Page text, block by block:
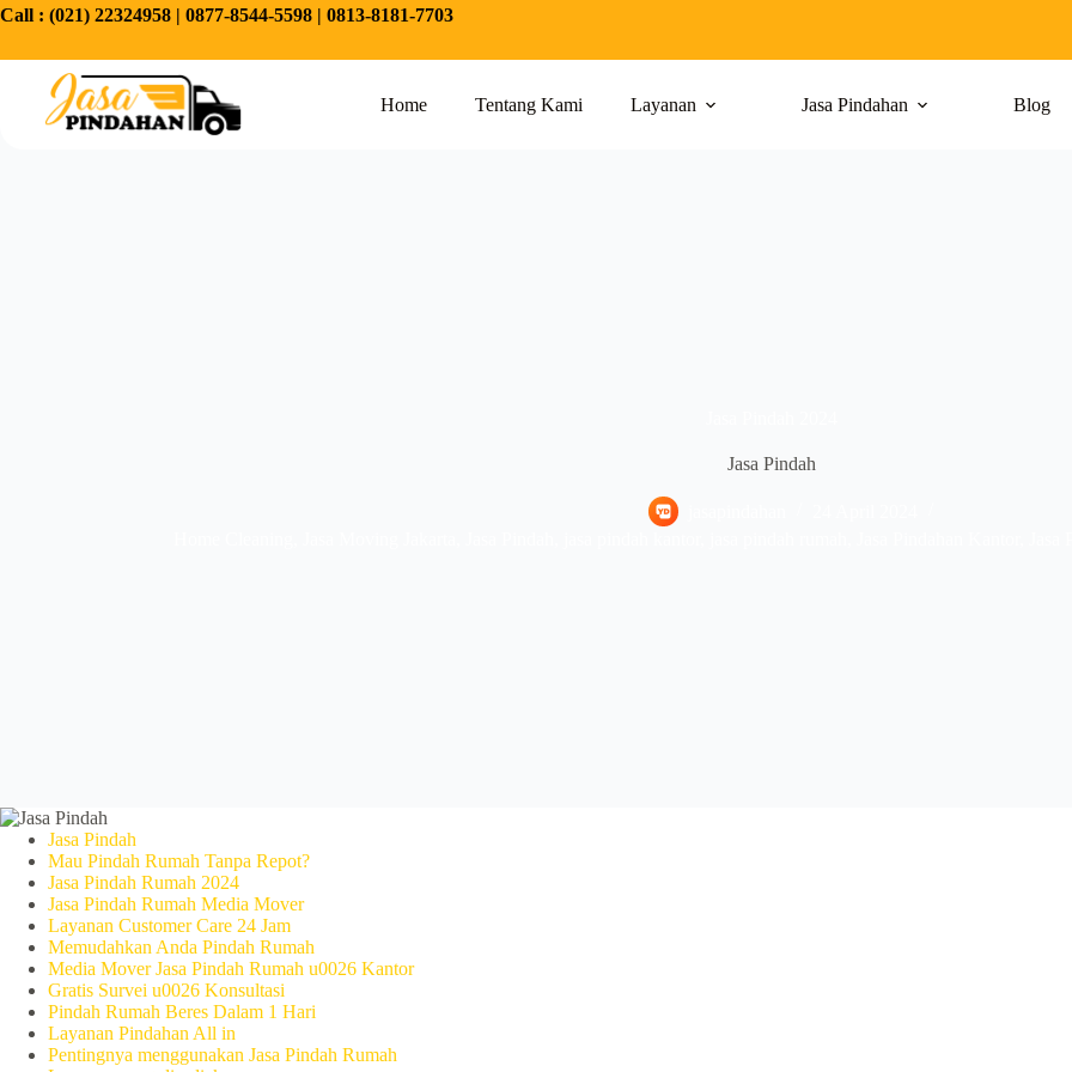
Call : (021) 22324958 | 0877-8544-5598 | 0813-8181-7703
Home Tentang Kami Layanan Jasa Pindahan Blog
Jasa Pindah
Jasa Pindah
Mau Pindah Rumah Tanpa Repot?
Jasa Pindah Rumah 2024
Jasa Pindah Rumah Media Mover
Layanan Customer Care 24 Jam
Memudahkan Anda Pindah Rumah
Media Mover Jasa Pindah Rumah u0026 Kantor
Gratis Survei u0026 Konsultasi
Pindah Rumah Beres Dalam 1 Hari
Layanan Pindahan All in
Pentingnya menggunakan Jasa Pindah Rumah